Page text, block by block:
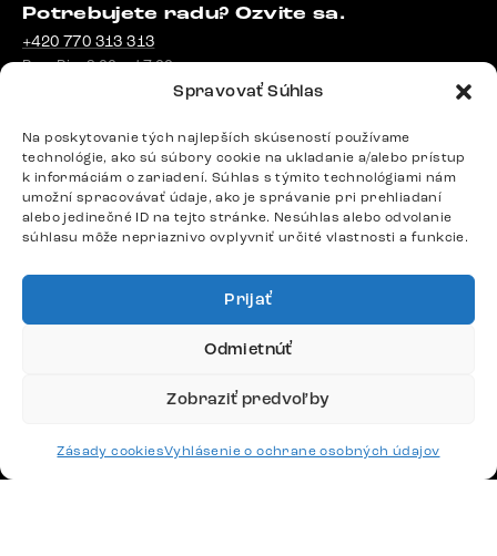
Spravovať Súhlas
Na poskytovanie tých najlepších skúseností používame
technológie, ako sú súbory cookie na ukladanie a/alebo prístup
k informáciám o zariadení. Súhlas s týmito technológiami nám
umožní spracovávať údaje, ako je správanie pri prehliadaní
alebo jedinečné ID na tejto stránke. Nesúhlas alebo odvolanie
súhlasu môže nepriaznivo ovplyvniť určité vlastnosti a funkcie.
Prijať
Odmietnúť
Zobraziť predvoľby
Zásady cookiesVyhlásenie o ochrane osobných údajov
Potrebujete radu? Ozvite sa.
+420 770 313 313
Po – Pia: 9:00 – 17:00
podpora@delife-shop.sk
Google recenzie
4,8